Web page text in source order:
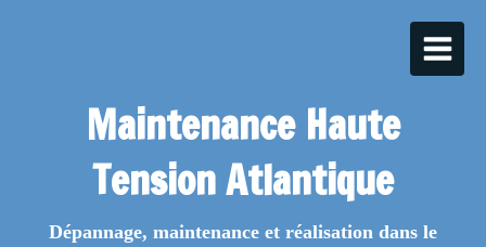
Maintenance Haute
Tension Atlantique
Dépannage, maintenance et réalisation dans le